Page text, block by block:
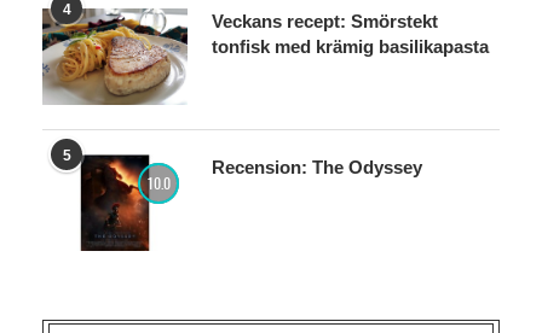
4
Veckans recept: Smörstekt
tonfisk med krämig basilikapasta
5
10.0
Recension: The Odyssey